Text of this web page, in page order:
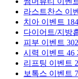
라스트찬스 이
치아 이벤트
다이어트/지방
피부 이벤트
시력 이벤트 46
리프팅 이벤트
보톡스 이벤트